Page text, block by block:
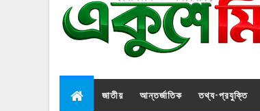
জাতীয় আন্তর্জাতিক তথ্য-প্রযুক্তি